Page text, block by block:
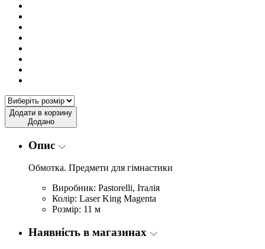
Додати в корзину
Додано
Опис
Обмотка. Предмети для гімнастики
Виробник: Pastorelli, Італія
Колір: Laser King Magenta
Розмір: 11 м
Наявність в магазинах